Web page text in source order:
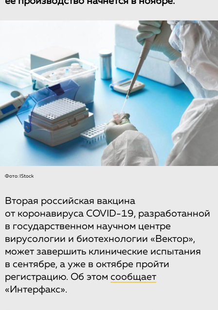
Фото: IStock
Вторая российская вакцина
от коронавируса COVID-19, разработанной
в государственном научном центре
вирусологии и биотехнологии «Вектор»,
может завершить клинические испытания
в сентябре, а уже в октябре пройти
регистрацию. Об этом сообщает
«Интерфакс».